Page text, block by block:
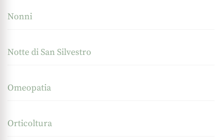
Nonni
Notte di San Silvestro
Omeopatia
Orticoltura